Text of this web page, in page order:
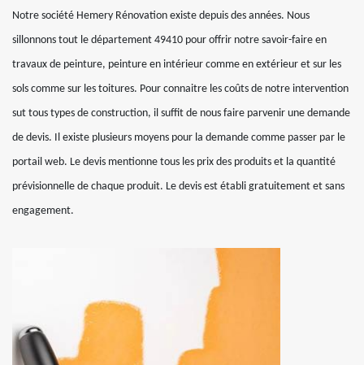
Notre société Hemery Rénovation existe depuis des années. Nous
sillonnons tout le département 49410 pour offrir notre savoir-faire en
travaux de peinture, peinture en intérieur comme en extérieur et sur les
sols comme sur les toitures. Pour connaitre les coûts de notre intervention
sut tous types de construction, il suffit de nous faire parvenir une demande
de devis. Il existe plusieurs moyens pour la demande comme passer par le
portail web. Le devis mentionne tous les prix des produits et la quantité
prévisionnelle de chaque produit. Le devis est établi gratuitement et sans
engagement.